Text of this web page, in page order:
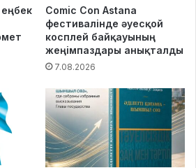
еңбек
Comic Con Astana
фестивалінде әуесқой
косплей байқауының
жеңімпаздары анықталды
7.08.2026